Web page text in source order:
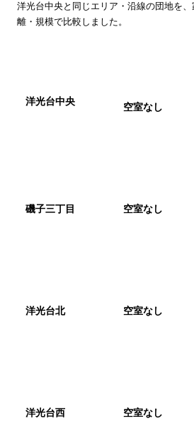
洋光台中央と同じエリア・沿線の団地を
離・規模で比較しました。
洋光台中央
空室なし
磯子三丁目 空室なし
洋光台北 空室なし
洋光台西 空室なし